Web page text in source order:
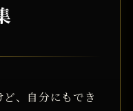
ど、自分にもでき